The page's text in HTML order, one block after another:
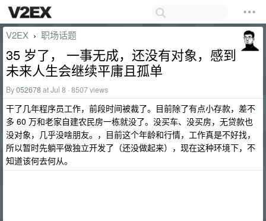
V2EX › 职场话题
35 岁了， 一事无成，还没有对象，感到
未来人生会继续平庸且孤单
By052678at Jul 8 · 8507 views
干了几年程序员工作，前段时间被裁了。目前除了有点小存款，差不
多 60 万和老家自建农民房一栋就没了。没买车、没买房，无贷款也
没对象，几乎没啥朋友。，目前这个年龄和行情，工作真是不好找，
所以暂时先躺平做独立开发了（还没做起来），现在这种环境下，不
知道该何去何从。